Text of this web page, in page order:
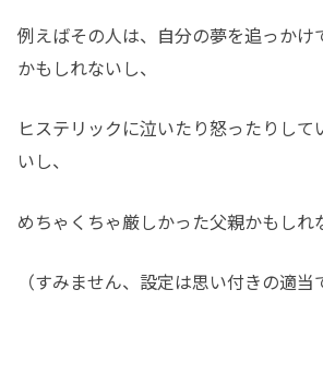
例えばその人は、自分の夢を追っかけ
かもしれないし、
ヒステリックに泣いたり怒ったりして
いし、
めちゃくちゃ厳しかった父親かもしれ
（すみません、設定は思い付きの適当